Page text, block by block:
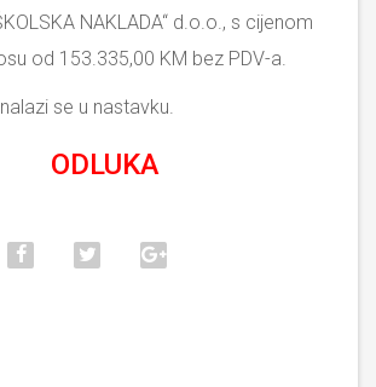
NAKLADA“ d.o.o., s cijenom
od 153.335,00 KM bez PDV-a.
se u nastavku.
ODLUKA